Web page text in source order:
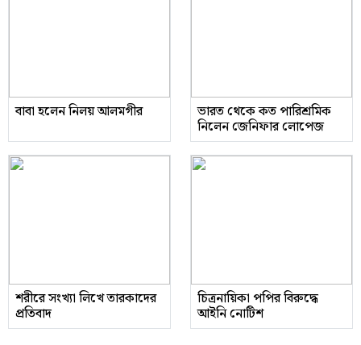
বাবা হলেন নিলয় আলমগীর ভারত থেকে কত পারিশ্রমিক
নিলেন জেনিফার লোপেজ
শরীরে সংখ্যা লিখে তারকাদের
প্রতিবাদ
চিত্রনায়িকা পপির বিরুদ্ধে
আইনি নোটিশ